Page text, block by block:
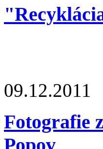
09.12.2011
Fotografie